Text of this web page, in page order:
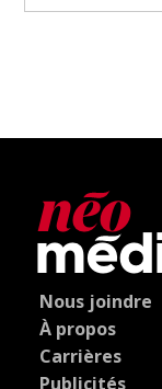
Nous joindre
À propos
Carrières
Publicités